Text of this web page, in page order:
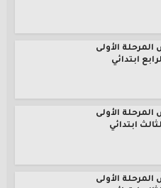
الأولى
ابتدائي
الأولى
ابتدائي
الأولى